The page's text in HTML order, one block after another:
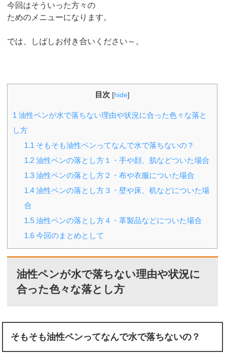
今回はそういった方々の
ためのメニューになります。
では、しばしお付き合いください～。
目次 [hide]
1 油性ペンが水で落ちない理由や状況に合った色々な落と
し方
1.1 そもそも油性ペンってなんで水で落ちないの？
1.2 油性ペンの落とし方１・手や顔、肌などついた場合
1.3 油性ペンの落とし方２・布や衣服についた場合
1.4 油性ペンの落とし方３・壁や床、机などについた場
合
1.5 油性ペンの落とし方４・革製品などについた場合
1.6 今回のまとめとして
油性ペンが水で落ちない理由や状況に
合った色々な落とし方
そもそも油性ペンってなんで水で落ちないの？